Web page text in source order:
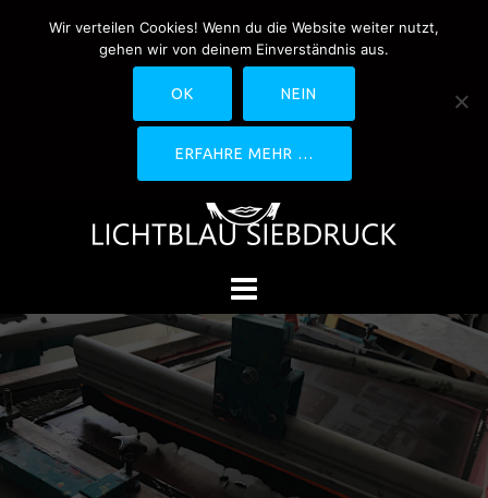
0170-4800361
drucken@lichtblau-
siebdruck.de
Schwedlerstraße 1 - 5 60314
Wir verteilen Cookies! Wenn du die Website weiter nutzt,
gehen wir von deinem Einverständnis aus.
OK NEIN
ERFAHRE MEHR …